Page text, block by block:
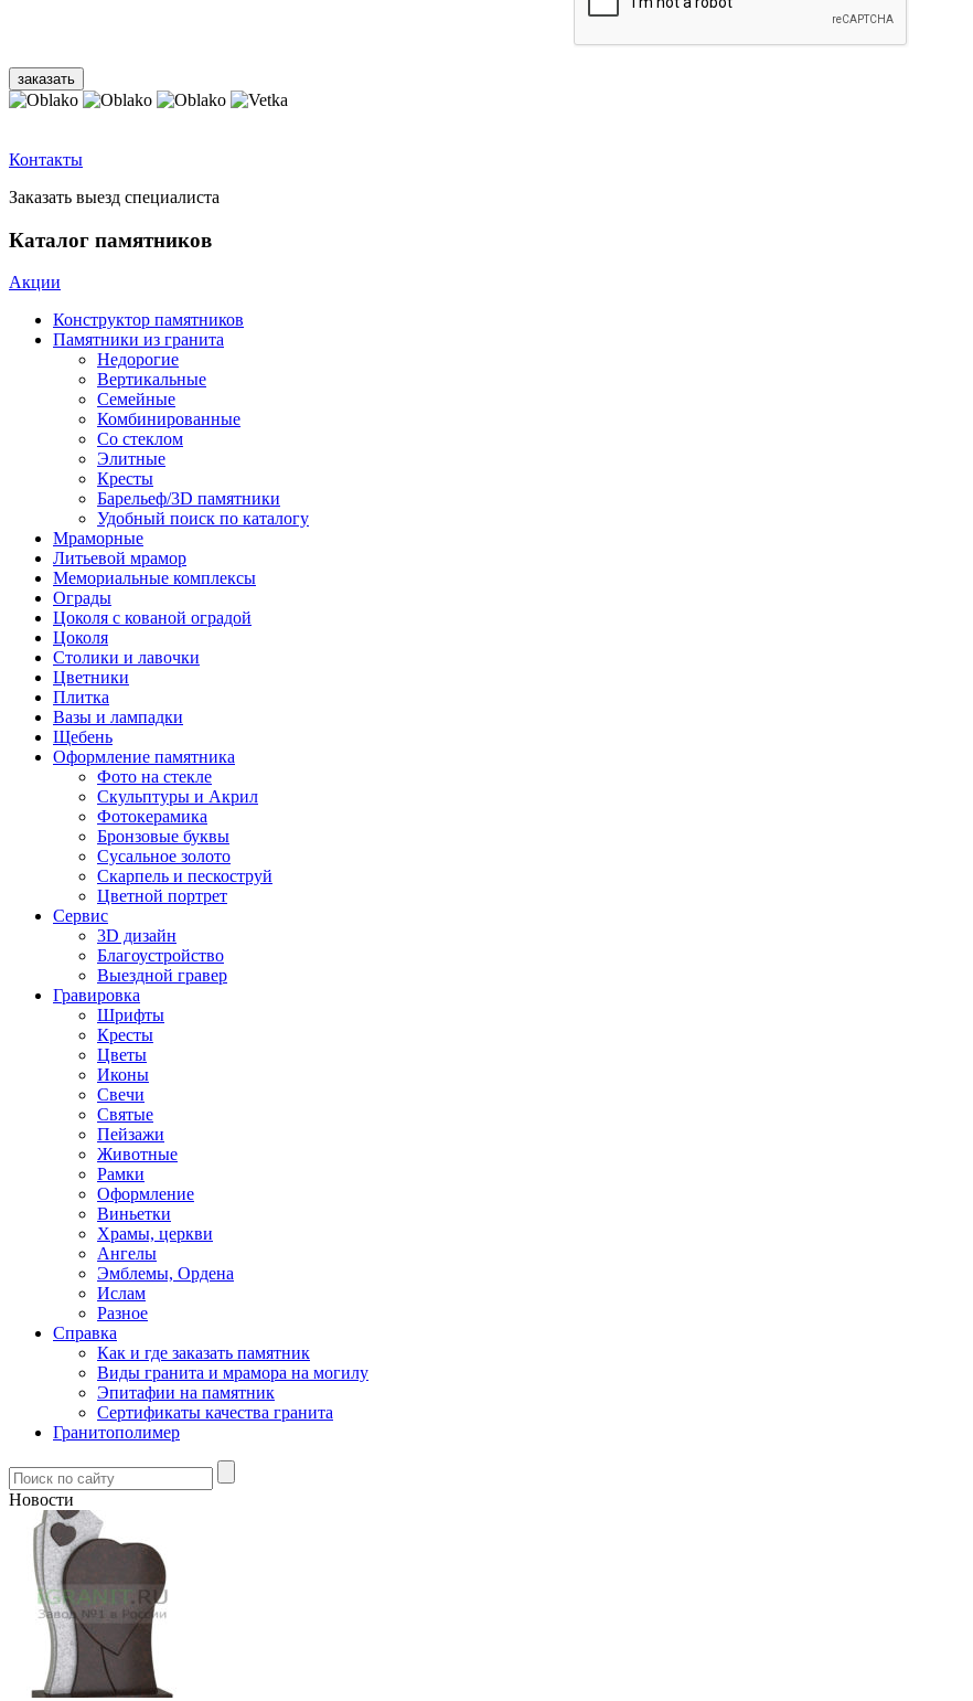
Контакты
Заказать выезд специалиста
Каталог памятников
Акции
Конструктор памятников
Памятники из гранита
Недорогие
Вертикальные
Семейные
Комбинированные
Со стеклом
Элитные
Кресты
Барельеф/3D памятники
Удобный поиск по каталогу
Мраморные
Литьевой мрамор
Мемориальные комплексы
Ограды
Цоколя с кованой оградой
Цоколя
Столики и лавочки
Цветники
Плитка
Вазы и лампадки
Щебень
Оформление памятника
Фото на стекле
Скульптуры и Акрил
Фотокерамика
Бронзовые буквы
Сусальное золото
Скарпель и пескоструй
Цветной портрет
Сервис
3D дизайн
Благоустройство
Выездной гравер
Гравировка
Шрифты
Кресты
Цветы
Иконы
Свечи
Святые
Пейзажи
Животные
Рамки
Оформление
Виньетки
Храмы, церкви
Ангелы
Эмблемы, Ордена
Ислам
Разное
Справка
Как и где заказать памятник
Виды гранита и мрамора на могилу
Эпитафии на памятник
Сертификаты качества гранита
Гранитополимер
Новости